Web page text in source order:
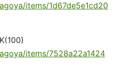
items/1d67de5e1cd20
items/7528a22a1424